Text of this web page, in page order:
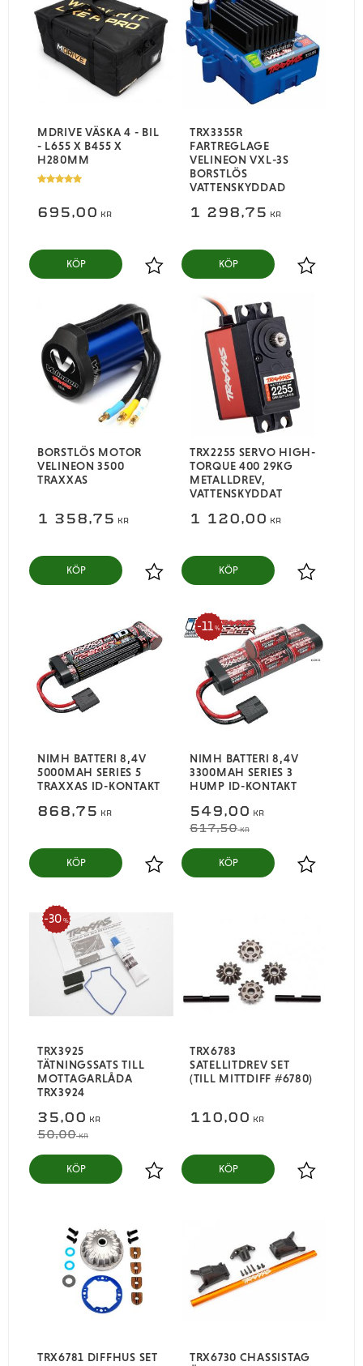
MDRIVE VÄSKA 4 - BIL
- L655 X B455 X
H280MM
695,00 KR
Lägg till i favoriter
KÖP
TRX3355R
FARTREGLAGE
VELINEON VXL-3S
BORSTLÖS
VATTENSKYDDAD
1 298,75 KR
Lägg till i
KÖP
BORSTLÖS MOTOR
VELINEON 3500
TRAXXAS
1 358,75 KR
Lägg till i favoriter
KÖP
TRX2255 SERVO HIGH-
TORQUE 400 29KG
METALLDREV,
VATTENSKYDDAT
1 120,00 KR
Lägg till i
KÖP
NIMH BATTERI 8,4V
5000MAH SERIES 5
TRAXXAS ID-KONTAKT
868,75 KR
Lägg till i favoriter
KÖP
NIMH BATTERI 8,4V
3300MAH SERIES 3
HUMP ID-KONTAKT
549,00 KR
617,50KR
11 %
Lägg till i
KÖP
TRX3925
TÄTNINGSSATS TILL
MOTTAGARLÅDA
TRX3924
35,00 KR
50,00KR
30 %
Lägg till i favoriter
KÖP
TRX6783
SATELLITDREV SET
(TILL MITTDIFF #6780)
110,00 KR
Lägg till i
KÖP
TRX6781 DIFFHUS SET
TRX6730 CHASSISTAG